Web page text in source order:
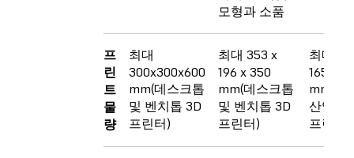
모형과 소품
프
린
트
물
량
최대
300x300x600
mm(데스크톱
및 벤치톱 3D
프린터)
최대 353 x
196 x 350
mm(데스크톱
및 벤치톱 3D
프린터)
최대
mm(벤
산업용
프린터)